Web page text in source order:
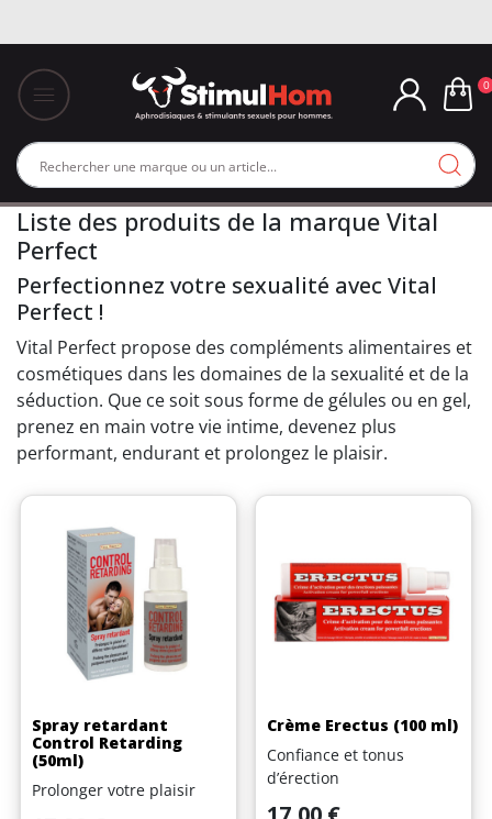
0
Liste des produits de la marque Vital
Perfect
Perfectionnez votre sexualité avec Vital
Perfect !
Vital Perfect propose des compléments alimentaires et
cosmétiques dans les domaines de la sexualité et de la
séduction. Que ce soit sous forme de gélules ou en gel,
prenez en main votre vie intime, devenez plus
performant, endurant et prolongez le plaisir.
Spray retardant
Control Retarding
(50ml)
Prolonger votre plaisir
Crème Erectus (100 ml)
Confiance et tonus
d’érection
Prix